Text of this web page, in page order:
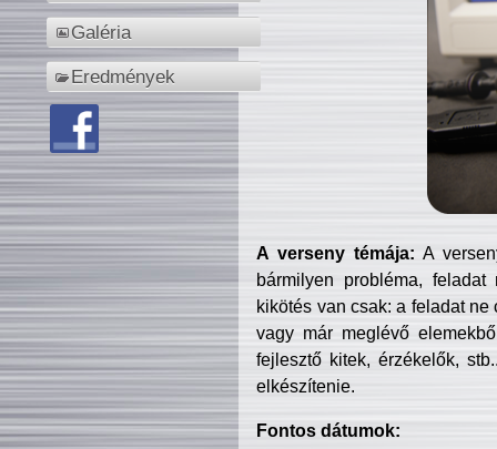
Galéria
Eredmények
A verseny témája: A
bármilyen probléma, feladat
kikötés van csak: a feladat
vagy már meglévő
fejlesztő kitek, érzékelők,
elkészítenie.
Fontos dátumok: